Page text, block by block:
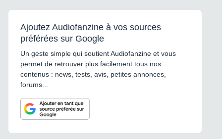
Ajoutez Audiofanzine à vos sources
préférées sur Google
Un geste simple qui soutient Audiofanzine et vous
permet de retrouver plus facilement tous nos
contenus : news, tests, avis, petites annonces,
forums...